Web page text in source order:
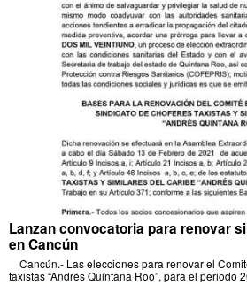
Lanzan convocatoria para renovar
en Cancún
Cancún.- Las elecciones para renovar el
taxistas “Andrés Quintana Roo”, para el periodo